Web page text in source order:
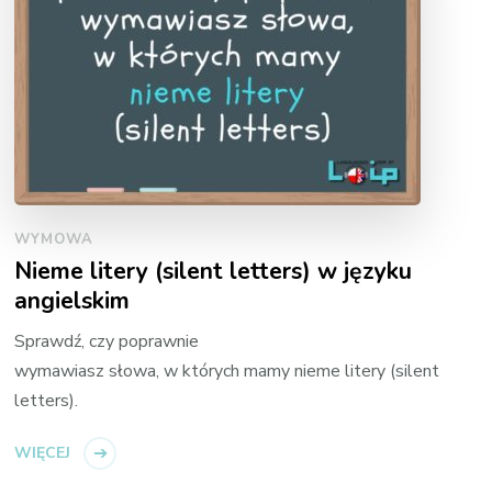
WYMOWA
Nieme litery (silent letters) w języku
angielskim
Sprawdź, czy poprawnie
wymawiasz słowa, w których mamy nieme litery (silent
letters).
WIĘCEJ